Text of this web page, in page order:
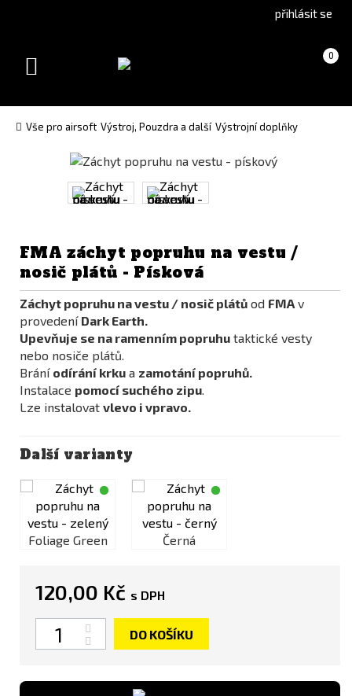
version(Slovak)
přihlásit se
Košík 0
(prázdný)
Toggle
Vše pro airsoft Výstroj, Pouzdra a další Výstrojní doplňky
FMA záchyt popruhu na vestu /
nosič plátů - Písková
Záchyt popruhu na vestu / nosič plátů od FMA v
provedení Dark Earth.
Upevňuje se na ramenním popruhu taktické vesty
nebo nosiče plátů.
Brání odírání krku a zamotání popruhů.
Instalace pomocí suchého zipu.
Lze instalovat vlevo i vpravo.
Další varianty
Foliage Green Černá
120,00 Kč s DPH
Počet
DO KOŠÍKU